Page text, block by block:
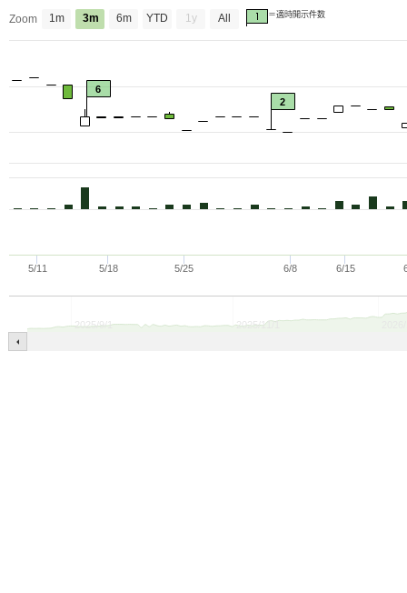
＝適時開示件数
Zoom 1m 3m 6m YTD 1y All
2
6
5/11 5/18 5/25 6/8 6/15
2025/9/1 2025/11/1